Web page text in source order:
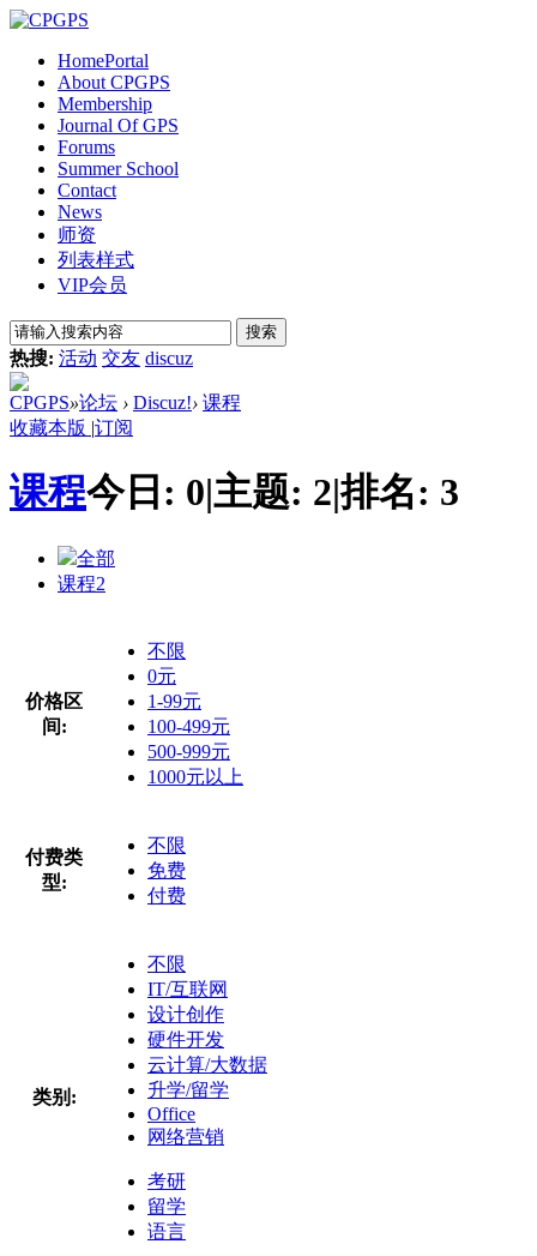
HomePortal
About CPGPS
Membership
Journal Of GPS
Forums
Summer School
Contact
News
师资
列表样式
VIP会员
搜索
热搜: 活动 交友 discuz
CPGPS»论坛 › Discuz!› 课程
收藏本版 |订阅
课程今日: 0|主题: 2|排名: 3
全部
课程2
价格区
间:
不限
0元
1-99元
100-499元
500-999元
1000元以上
付费类
型:
不限
免费
付费
类别:
不限
IT/互联网
设计创作
硬件开发
云计算/大数据
升学/留学
Office
网络营销
考研
留学
语言